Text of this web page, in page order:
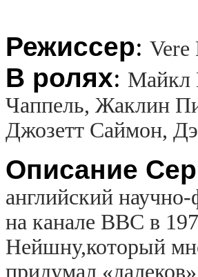
Режиссер:
В ролях: Майкл
Чаппель, Жаклин
Джозетт Саймон,
Описание
английский
на канале BBC в
Нейшну,который
придумал